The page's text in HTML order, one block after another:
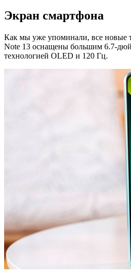
Экран смартфона
Как мы уже упоминали, все новые
Note 13 оснащены большим 6.7-
технологией OLED и 120 Гц.